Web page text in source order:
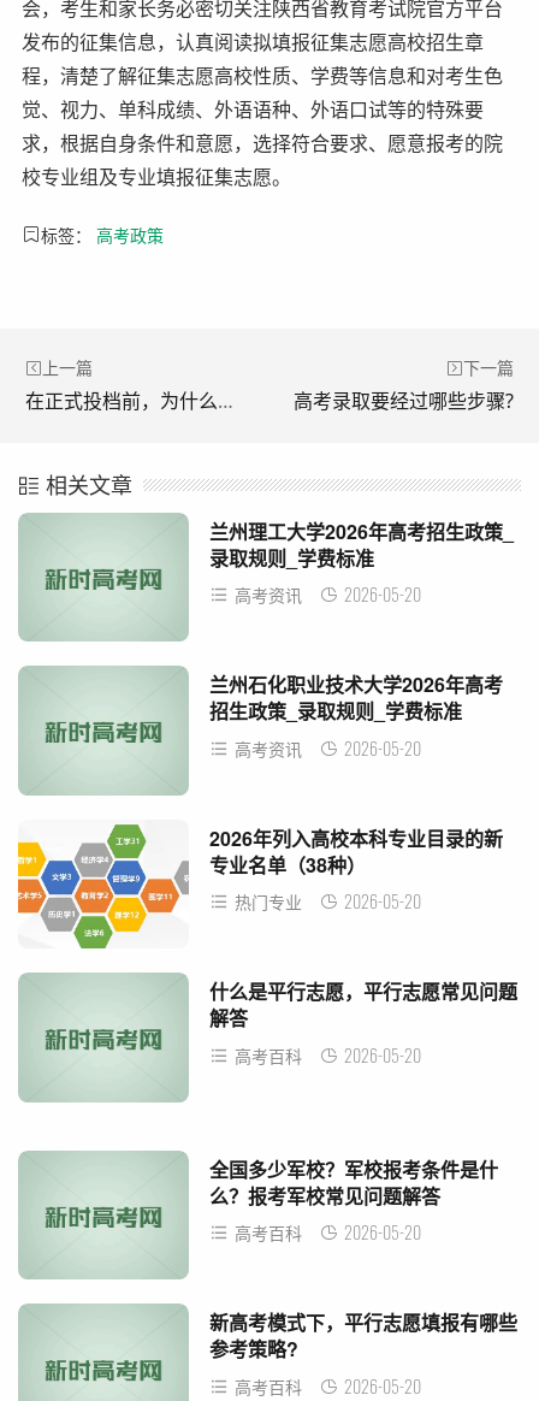
会，考生和家长务必密切关注陕西省教育考试院官方平台
发布的征集信息，认真阅读拟填报征集志愿高校招生章
程，清楚了解征集志愿高校性质、学费等信息和对考生色
觉、视力、单科成绩、外语语种、外语口试等的特殊要
求，根据自身条件和意愿，选择符合要求、愿意报考的院
校专业组及专业填报征集志愿。
标签： 高考政策
上一篇
在正式投档前，为什么要先模拟投档?
下一篇
高考录取要经过哪些步骤?
相关文章
兰州理工大学2026年高考招生政策_
录取规则_学费标准
高考资讯 2026-05-20
兰州石化职业技术大学2026年高考
招生政策_录取规则_学费标准
高考资讯 2026-05-20
2026年列入高校本科专业目录的新
专业名单（38种）
热门专业 2026-05-20
什么是平行志愿，平行志愿常见问题
解答
高考百科 2026-05-20
全国多少军校？军校报考条件是什
么？报考军校常见问题解答
高考百科 2026-05-20
新高考模式下，平行志愿填报有哪些
参考策略?
高考百科 2026-05-20